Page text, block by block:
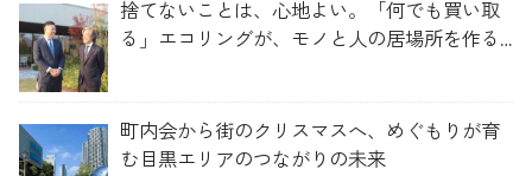
捨てないことは、心地よい。「何でも買い取
る」エコリングが、モノと人の居場所を作る
町内会から街のクリスマスへ、めぐもりが育
む目黒エリアのつながりの未来